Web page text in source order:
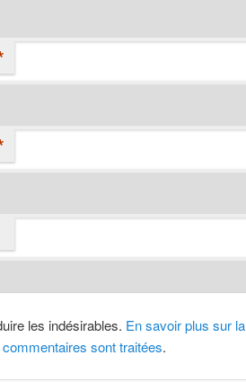
les indésirables. En savoir plus sur la
sont traitées.